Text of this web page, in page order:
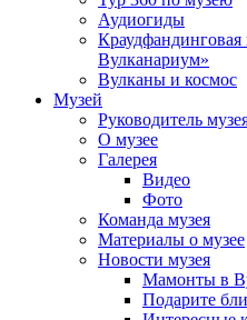
Аудиогиды
Вулканариум»
Вулканы и космос
Музей
Руководитель
О музее
Галерея
Видео
Фото
Команда музея
Материалы о музее
Новости музея
Мамонты в
Подарите